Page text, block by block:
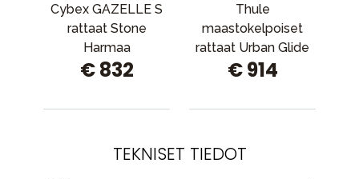
Cybex GAZELLE S
rattaat Stone
Harmaa
€ 832
Thule
maastokelpoiset
rattaat Urban Glide
4-pyöräinen Beige
€ 914
TEKNISET TIEDOT